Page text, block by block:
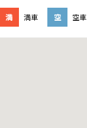
満 満車 空 空車